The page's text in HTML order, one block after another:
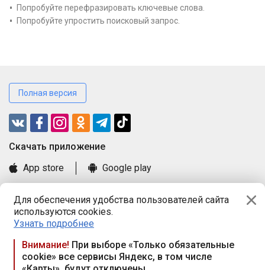
Для обеспечения удобства пользователей сайта
используются cookies.
Узнать подробнее
Внимание! При выборе «Только обязательные
cookie» все сервисы Яндекс, в том числе
Попробуйте перефразировать ключевые слова.
Попробуйте упростить поисковый запрос.
Полная версия
Cкачать приложение
App store
Google play
Книга замечаний и предложений
Правила и документы
Praca.by © 2000—2026, ООО «ПРАЦА БАЙ»
Республика Беларусь, 220114, г. Минск, пр-т Независимости
117а, пом. № 9.